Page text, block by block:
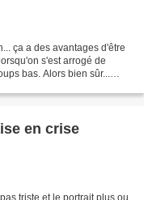
ça a des avantages d'être
s'est arrogé de
bas. Alors bien sûr...
en crise
triste et le portrait plus ou